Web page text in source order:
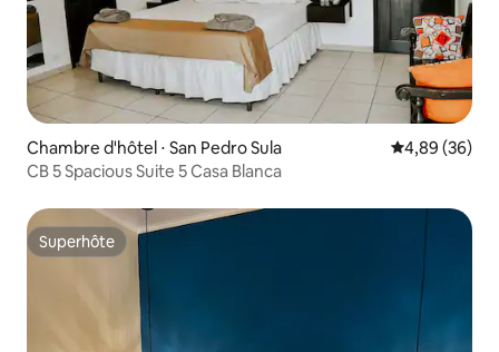
Chambre d'hôtel ⋅ San Pedro Sula Évaluation
4,89 (36)
CB 5 Spacious Suite 5 Casa Blanca
Superhôte
Superhôte